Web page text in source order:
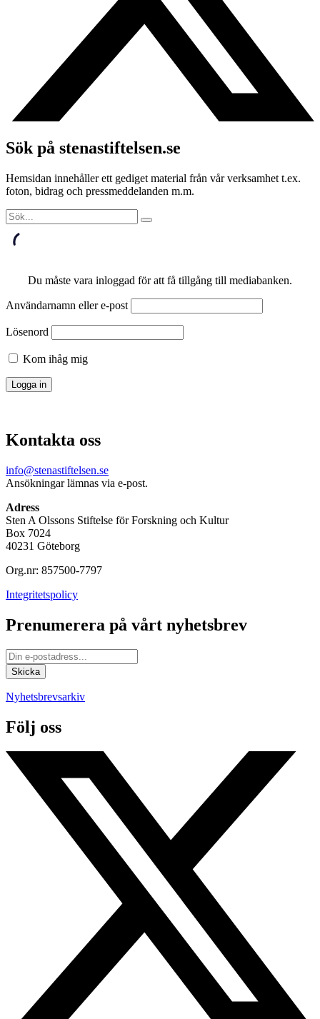
Sök på stenastiftelsen.se
Hemsidan innehåller ett gediget material från vår verksamhet t.ex.
foton, bidrag och pressmeddelanden m.m.
Du måste vara inloggad för att få tillgång till mediabanken.
Användarnamn eller e-post
Lösenord
Kom ihåg mig
Kontakta oss
info@stenastiftelsen.se
Ansökningar lämnas via e-post.
Adress
Sten A Olssons Stiftelse för Forskning och Kultur
Box 7024
40231 Göteborg
Org.nr: 857500-7797
Integritetspolicy
Prenumerera på vårt nyhetsbrev
Nyhetsbrevsarkiv
Följ oss